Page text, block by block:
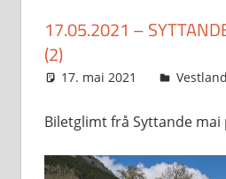
17.05.2021 –
(2)
17. mai 2021 Svein
Biletglimt frå Syttande mai